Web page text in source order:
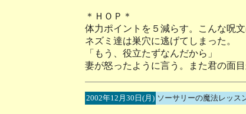
＊ＨＯＰ＊
体力ポイントを５減らす。こんな呪文
ネズミ達は巣穴に逃げてしまった。
「もう、役立たずなんだから」
妻が怒ったように言う。また君の面目
2002年12月30日(月) ソーサリーの魔法レッス